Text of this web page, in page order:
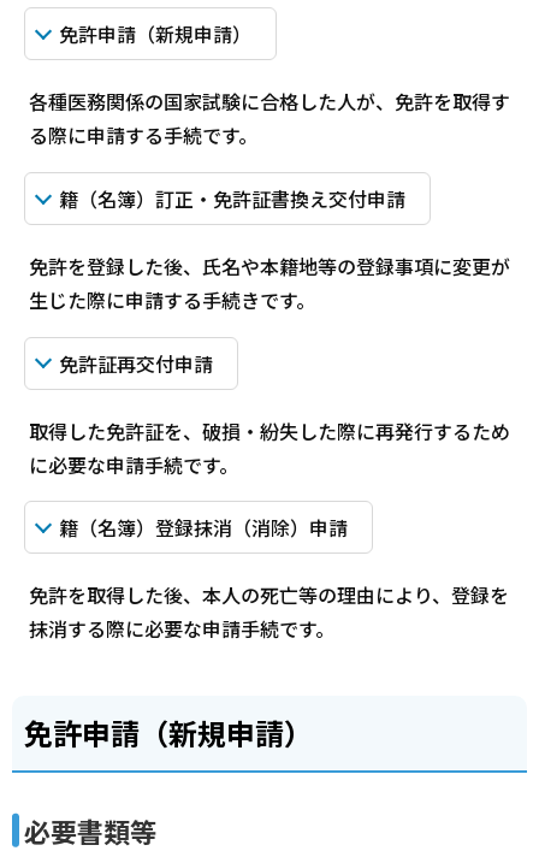
免許申請（新規申請）
各種医務関係の国家試験に合格した人が、免許を取得す
る際に申請する手続です。
籍（名簿）訂正・免許証書換え交付申請
免許を登録した後、氏名や本籍地等の登録事項に変更が
生じた際に申請する手続きです。
免許証再交付申請
取得した免許証を、破損・紛失した際に再発行するため
に必要な申請手続です。
籍（名簿）登録抹消（消除）申請
免許を取得した後、本人の死亡等の理由により、登録を
抹消する際に必要な申請手続です。
免許申請（新規申請）
必要書類等